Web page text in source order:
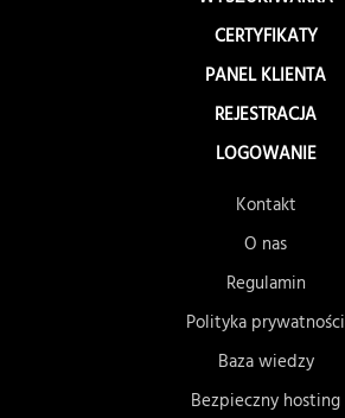
CERTYFIKATY
PANEL KLIENTA
REJESTRACJA
LOGOWANIE
Kontakt
O nas
Regulamin
Polityka prywatności
Baza wiedzy
Bezpieczny hosting